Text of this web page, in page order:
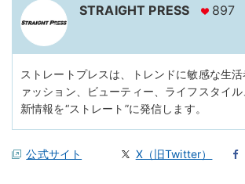
STRAIGHT PRESS 897
ストレートプレスは、トレンドに敏感な生
ァッション、ビューティー、ライフスタイ
新情報を“ストレート”に発信します。
公式サイト X（旧Twitter）